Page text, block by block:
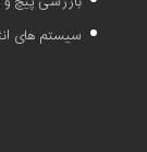
سیستم های